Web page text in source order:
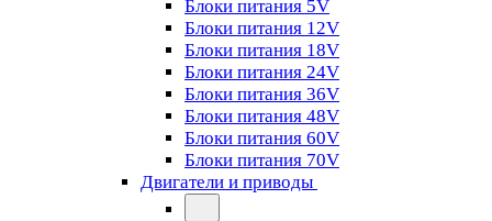
Блоки питания 5V
Блоки питания 12V
Блоки питания 18V
Блоки питания 24V
Блоки питания 36V
Блоки питания 48V
Блоки питания 60V
Блоки питания 70V
Двигатели и приводы